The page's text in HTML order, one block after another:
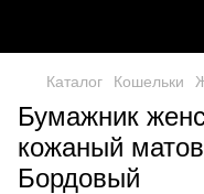
Каталог Кошельки
Бумажник
кожаный
Бордовый